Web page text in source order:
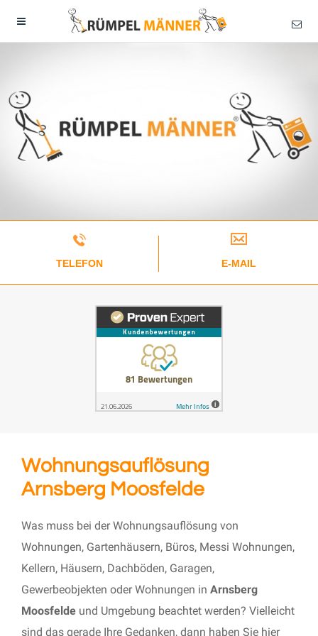
TELEFON E-MAIL
Wohnungsauflösung
Arnsberg Moosfelde
Was muss bei der Wohnungsauflösung von
Wohnungen, Gartenhäusern, Büros, Messi Wohnungen,
Kellern, Häusern, Dachböden, Garagen,
Gewerbeobjekten oder Wohnungen in Arnsberg
Moosfelde und Umgebung beachtet werden? Vielleicht
sind das gerade Ihre Gedanken, dann haben Sie hier